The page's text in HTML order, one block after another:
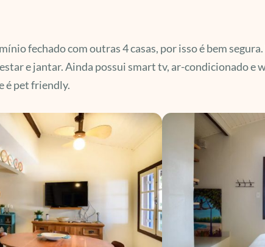
fechado com outras 4 casas, por isso é bem
e jantar. Ainda possui smart tv, ar-condicionado e
é pet friendly.